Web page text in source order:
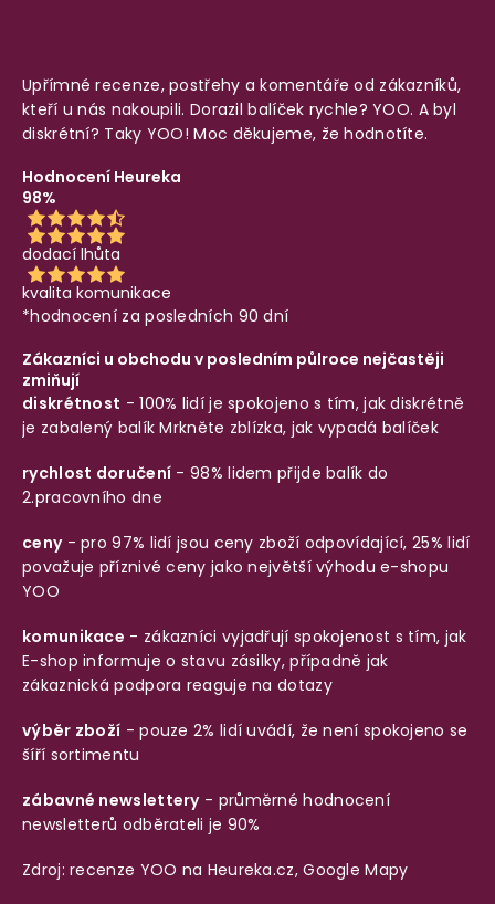
Upřímné recenze, postřehy a komentáře od zákazníků,
kteří u nás nakoupili. Dorazil balíček rychle? YOO. A byl
diskrétní? Taky YOO! Moc děkujeme, že hodnotíte.
Hodnocení Heureka
98%
dodací lhůta
kvalita komunikace
*hodnocení za posledních 90 dní
Zákazníci u obchodu v posledním půlroce nejčastěji
zmiňují
diskrétnost - 100% lidí je spokojeno s tím, jak diskrétně
je zabalený balíkMrkněte zblízka, jak vypadá balíček
rychlost doručení - 98% lidem přijde balík do
2.pracovního dne
ceny- pro 97% lidí jsou ceny zboží odpovídající, 25% lidí
považuje příznivé ceny jako největší výhodu e-shopu
YOO
komunikace - zákazníci vyjadřují spokojenost s tím, jak
E-shop informuje o stavu zásilky, případně jak
zákaznická podpora reaguje na dotazy
výběr zboží - pouze 2% lidí uvádí, že není spokojeno se
šíří sortimentu
zábavné newslettery- průměrné hodnocení
newsletterů odběrateli je 90%
Zdroj: recenze YOO na Heureka.cz,Google Mapy